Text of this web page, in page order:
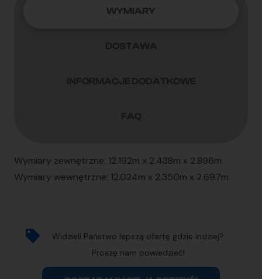
WYMIARY
Wymiary zewnętrzne: 12.192m x 2.438m x 2.896m
Wymiary wewnętrzne: 12.024m x 2.350m x 2.697m
Widzieli Państwo lepszą ofertę gdzie indziej?
Proszę nam powiedzieć!